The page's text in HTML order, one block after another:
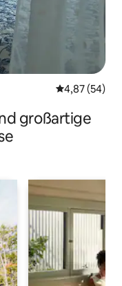
4,87 (54)
großartige